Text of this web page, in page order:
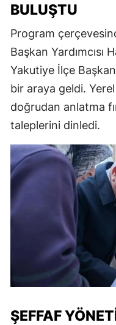
BULUŞTU
Program
Başkan Yardımcısı
Yakutiye İlçe
bir araya geldi. Yerel
doğrudan anlatma
taleplerini dinledi.
ŞEFFAF